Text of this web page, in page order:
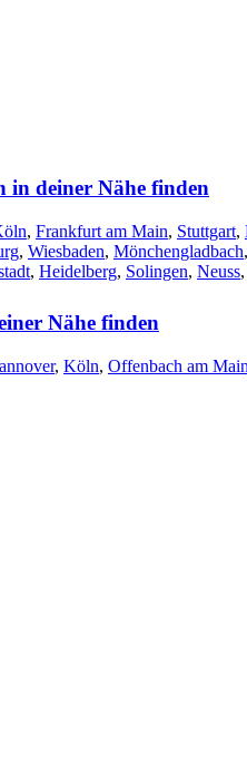
in deiner Nähe finden
, Frankfurt am Main, Stuttgart,
, Wiesbaden, Mönchengladbach,
, Heidelberg, Solingen, Neuss,
Nähe finden
, Köln, Offenbach am Main